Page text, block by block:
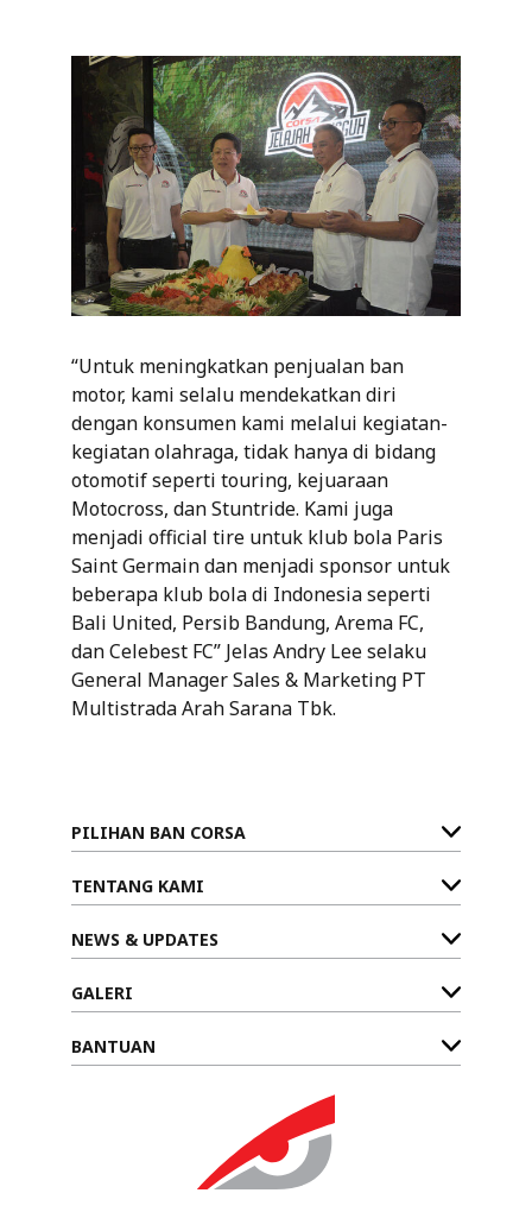
“Untuk meningkatkan penjualan ban
motor, kami selalu mendekatkan diri
dengan konsumen kami melalui kegiatan-
kegiatan olahraga, tidak hanya di bidang
otomotif seperti touring, kejuaraan
Motocross, dan Stuntride. Kami juga
menjadi official tire untuk klub bola Paris
Saint Germain dan menjadi sponsor untuk
beberapa klub bola di Indonesia seperti
Bali United, Persib Bandung, Arema FC,
dan Celebest FC” Jelas Andry Lee selaku
General Manager Sales & Marketing PT
Multistrada Arah Sarana Tbk.
PILIHAN BAN CORSA
TENTANG KAMI
NEWS & UPDATES
GALERI
BANTUAN